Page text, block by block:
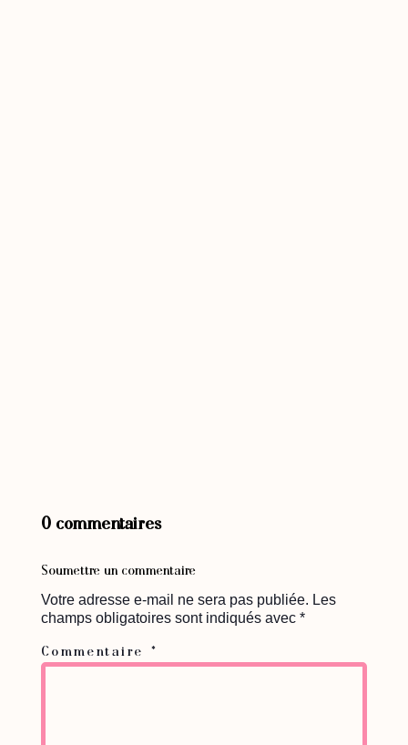
0 commentaires
Soumettre un commentaire
Votre adresse e-mail ne sera pas publiée. Les
champs obligatoires sont indiqués avec *
Commentaire *